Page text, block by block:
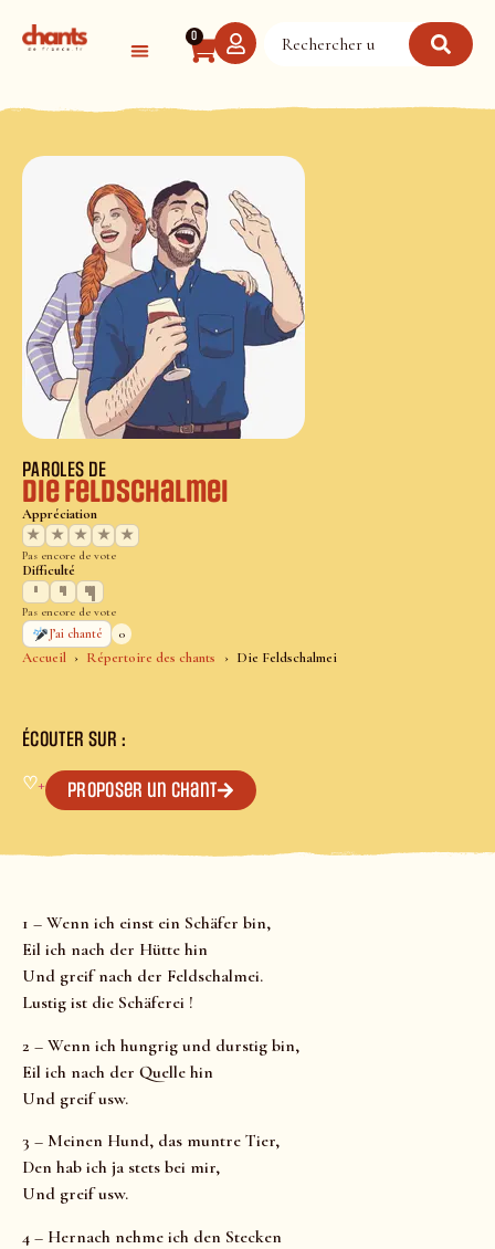
0
Accueil Répertoire des chants Die Feldschalmei
PAROLES DE
Die Feldschalmei
Appréciation
★
★ ★ ★ ★
Pas encore de vote
Difficulté
Pas encore de vote
J’ai chanté
0
ÉCOUTER SUR :
♡+ Proposer un chant
1 – Wenn ich einst ein Schäfer bin,
Eil ich nach der Hütte hin
Und greif nach der Feldschalmei.
Lustig ist die Schäferei !
2 – Wenn ich hungrig und durstig bin,
Eil ich nach der Quelle hin
Und greif usw.
3 – Meinen Hund, das muntre Tier,
Den hab ich ja stets bei mir,
Und greif usw.
4 – Hernach nehme ich den Stecken